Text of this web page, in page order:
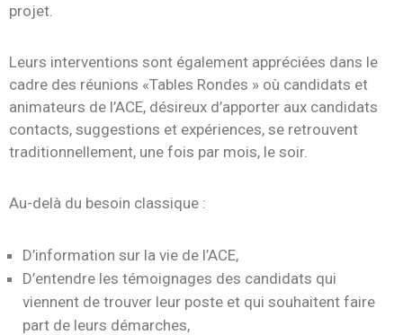
projet.
Leurs interventions sont également appréciées dans le
cadre des réunions «Tables Rondes » où candidats et
animateurs de l’ACE, désireux d’apporter aux candidats
contacts, suggestions et expériences, se retrouvent
traditionnellement, une fois par mois, le soir.
Au-delà du besoin classique :
D’information sur la vie de l’ACE,
D’entendre les témoignages des candidats qui
viennent de trouver leur poste et qui souhaitent faire
part de leurs démarches,